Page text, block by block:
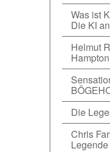
Was ist
Die KI
Helmut
Die
Chris